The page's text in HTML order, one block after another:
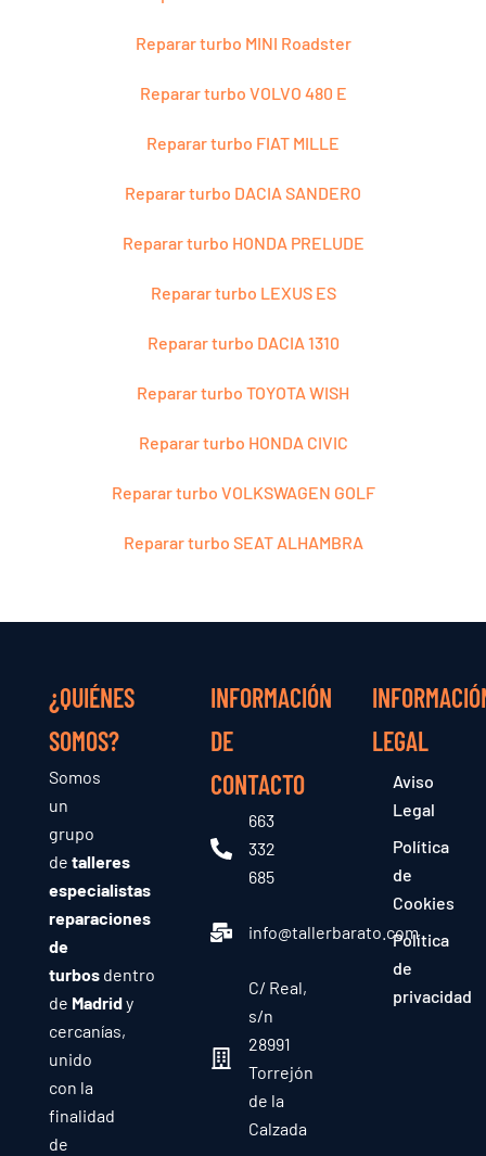
Reparar turbo MINI Roadster
Reparar turbo VOLVO 480 E
Reparar turbo FIAT MILLE
Reparar turbo DACIA SANDERO
Reparar turbo HONDA PRELUDE
Reparar turbo LEXUS ES
Reparar turbo DACIA 1310
Reparar turbo TOYOTA WISH
Reparar turbo HONDA CIVIC
Reparar turbo VOLKSWAGEN GOLF
Reparar turbo SEAT ALHAMBRA
¿QUIÉNES
SOMOS?
Somos
un
grupo
de talleres
especialistas
reparaciones
de
turbosdentro
de Madridy
cercanías,
unido
con la
finalidad
de
INFORMACIÓN
DE
CONTACTO
663
332
685
info@tallerbarato.com
C/ Real,
s/n
28991
Torrejón
de la
Calzada
LEGAL
Aviso
Legal
Política
de
Cookies
Política
de
privacidad